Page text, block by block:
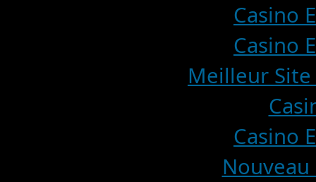
Casino
Casino
Meilleur Site
Casino
Nouveau